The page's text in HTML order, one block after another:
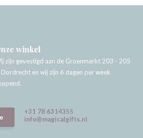
winkel
zijn gevestigd aan de Groenmarkt 203 - 205
Dordrecht en wij zijn 6 dagen per week
+31 78 6314355
info@magicalgifts.nl